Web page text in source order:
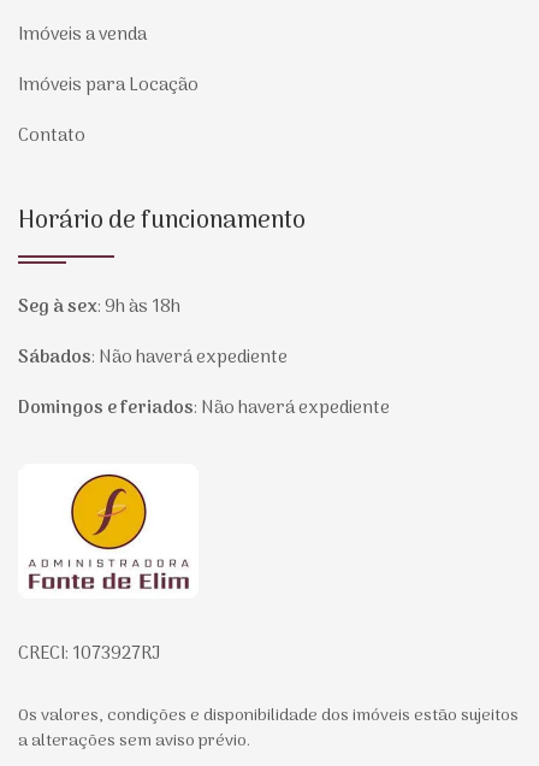
Imóveis a venda
Imóveis para Locação
Contato
Horário de funcionamento
Seg à sex:9h às 18h
Sábados: Não haverá expediente
Domingos e feriados: Não haverá expediente
Página inicial
CRECI: 1073927RJ
Os valores, condições e disponibilidade dos imóveis estão sujeitos
a alterações sem aviso prévio.